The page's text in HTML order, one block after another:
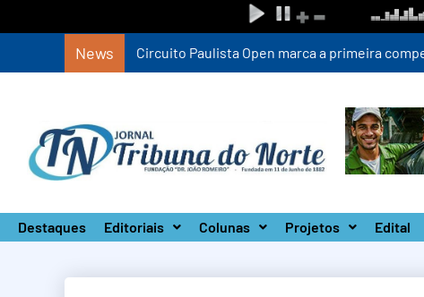
News Circuito Paulista Open marca a primeira
Destaques Editoriais Colunas Projetos Edital